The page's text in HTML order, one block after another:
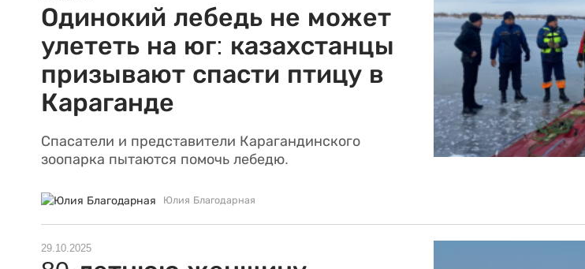
Одинокий лебедь не может
улететь на юг: казахстанцы
призывают спасти птицу в
Караганде
Спасатели и представители Карагандинского
зоопарка пытаются помочь лебедю.
Юлия Благодарная
29.10.2025